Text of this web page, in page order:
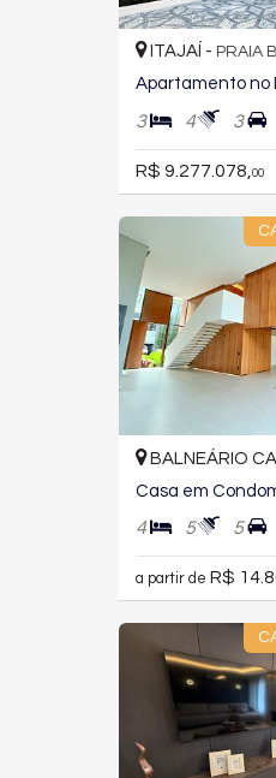
ITAJAÍ - PRAIA
3 4 3
R$ 9.277.078, 00
BALNEÁRIO
4 5 5
a partir de R$